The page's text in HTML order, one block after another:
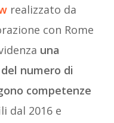
realizzato da
con Rome
una
numero di
competenze
dal 2016 e